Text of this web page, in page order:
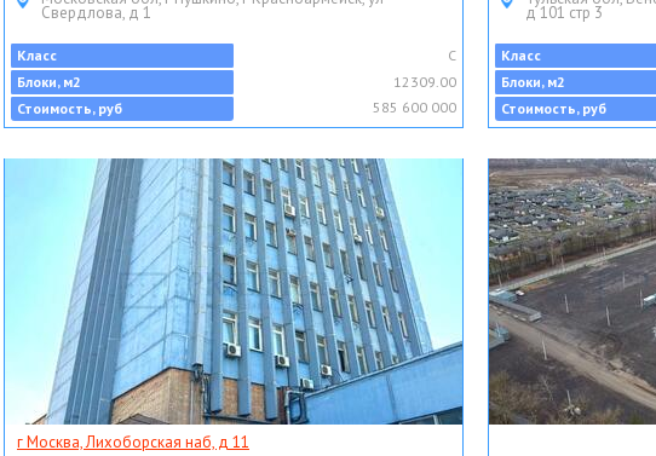
Свердлова, д 1
Класс
C
Блоки, м2
12309.00
Стоимость, руб
585 600 000
д 101 стр 3
Класс
Блоки, м2
Стоимость, руб
г Москва, Лихоборская наб, д 11